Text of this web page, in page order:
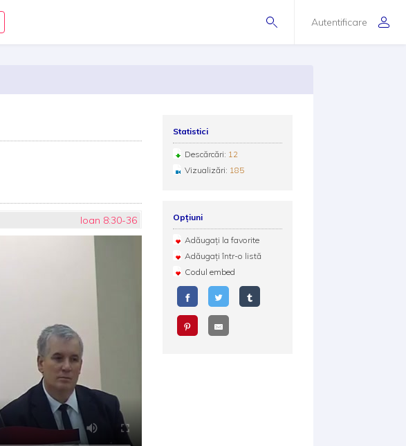
Autentificare
Ioan 8:30-36
Statistici
Descărcări: 12
Vizualizări: 185
Opțiuni
Adăugați la favorite
Adăugați într-o listă
Codul embed